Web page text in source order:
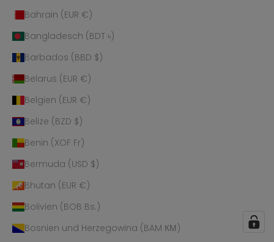
Bahrain (EUR €)
Bangladesch (BDT ৳)
Barbados (BBD $)
Belarus (EUR €)
Belgien (EUR €)
Belize (BZD $)
Benin (XOF Fr)
Bermuda (USD $)
Bhutan (EUR €)
Bolivien (BOB Bs.)
Bosnien und Herzegowina (BAM КМ)